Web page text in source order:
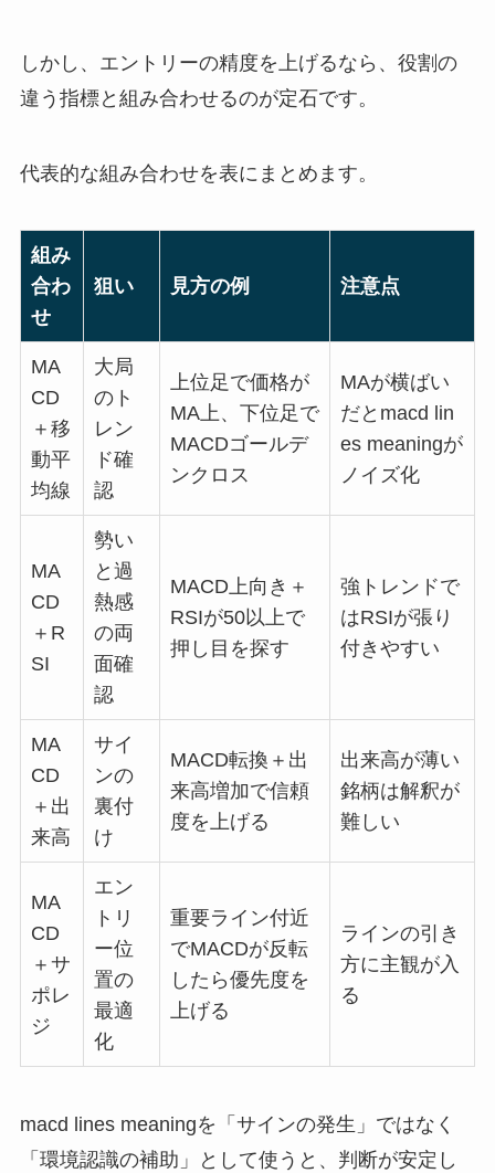
しかし、エントリーの精度を上げるなら、役割の
違う指標と組み合わせるのが定石です。
代表的な組み合わせを表にまとめます。
組み
合わ
せ
狙い 見方の例 注意点
MA
CD
＋移
動平
均線
大局
のト
レン
ド確
認
上位足で価格が
MA上、下位足で
MACDゴールデ
ンクロス
MAが横ばい
だとmacd lin
es meaningが
ノイズ化
MA
CD
＋R
SI
勢い
と過
熱感
の両
面確
認
MACD上向き＋
RSIが50以上で
押し目を探す
強トレンドで
はRSIが張り
付きやすい
MA
CD
＋出
来高
サイ
ンの
裏付
け
MACD転換＋出
来高増加で信頼
度を上げる
出来高が薄い
銘柄は解釈が
難しい
MA
CD
＋サ
ポレ
ジ
エン
トリ
ー位
置の
最適
化
重要ライン付近
でMACDが反転
したら優先度を
上げる
ラインの引き
方に主観が入
る
macd lines meaningを「サインの発生」ではなく
「環境認識の補助」として使うと、判断が安定し